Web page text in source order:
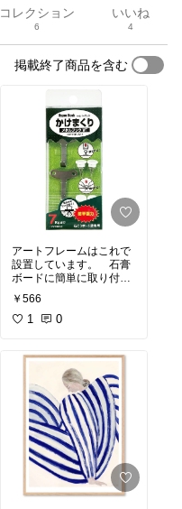
コレクション
6
いいね
4
掲載終了商品を含む
アートフレームはこれで
設置しています。 石膏
ボードに簡単に取り付け
られて便利。
￥566
1 0